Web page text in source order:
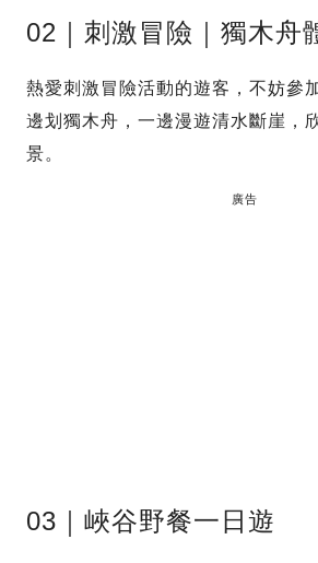
02｜刺激冒險｜獨木舟
熱愛刺激冒險活動的遊客，不妨參
邊划獨木舟，一邊漫遊清水斷崖，
景。
廣告
03｜峽谷野餐一日遊